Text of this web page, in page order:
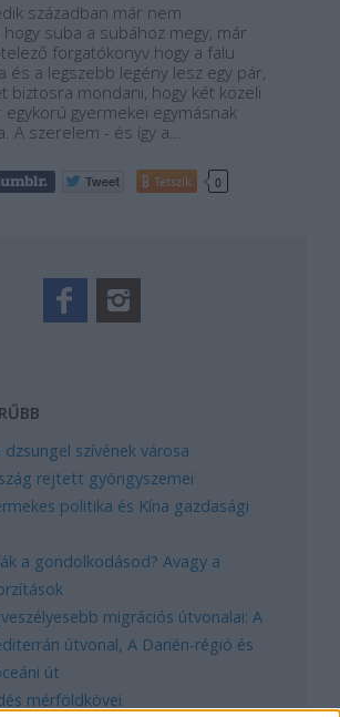
században már nem
suba a subához megy, már
forgatókönyv hogy a falu
és a legszebb legény lesz egy pár,
biztosra mondani, hogy két közeli
gyermekei egymásnak
A szerelem - és így a…
Tetszik 0
dzsungel szívének városa
rejtett gyöngyszemei
politika és Kína gazdasági
a gondolkodásod? Avagy a
migrációs útvonalai: A
útvonal, A Darién-régió és
út
mérföldkövei